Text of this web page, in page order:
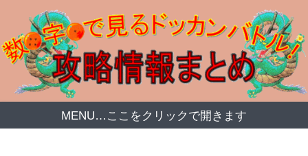
MENU…ここをクリックで開きます